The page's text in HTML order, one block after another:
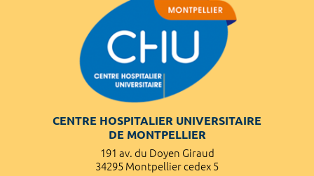
CENTRE HOSPITALIER UNIVERSITAIRE
DE MONTPELLIER
191 av. du Doyen Giraud
34295 Montpellier cedex 5